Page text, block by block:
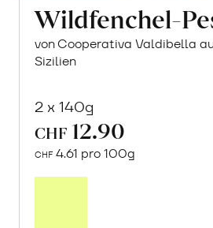
Wildfenchel-
von Cooperativa Valdibella
Sizilien
2 x 140g
CHF 12.90
CHF 4.61 pro 100g